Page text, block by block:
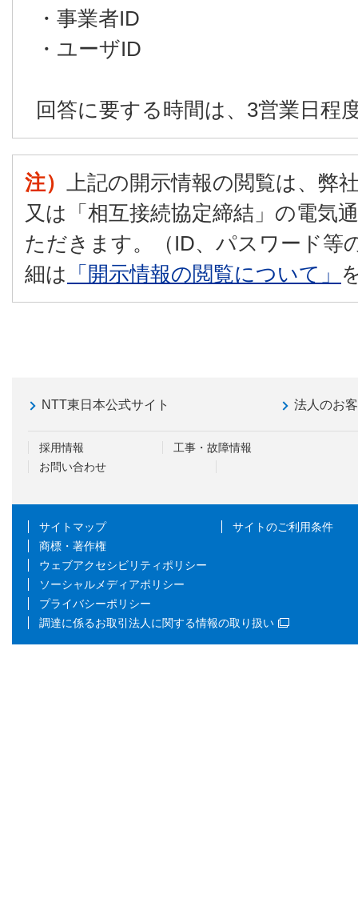
・事業者ID
・ユーザID
回答に要する時間は、3営業日程
注）
上記の開示情報の閲覧は、弊
又は「相互接続協定締結」の電気
ただきます。（ID、パスワード等
細は
「開示情報の閲覧について」
NTT東日本公式サイト 法人のお
採用情報
工事・故障情報
お問い合わせ
サイトマップ
サイトのご利用条件
商標・著作権
ウェブアクセシビリティポリシー
ソーシャルメディアポリシー
プライバシーポリシー
調達に係るお取引法人に関する情報の取り扱い